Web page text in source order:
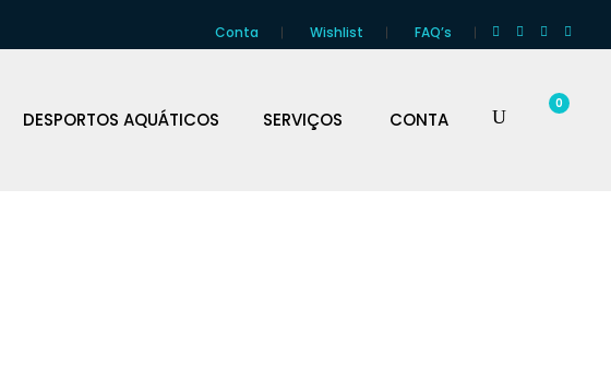
Conta Wishlist FAQ’s
DESPORTOS AQUÁTICOS SERVIÇOS CONTA
0